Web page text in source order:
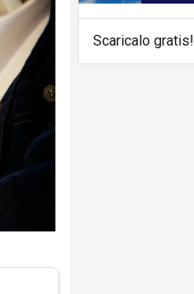
Scaricalo gratis!